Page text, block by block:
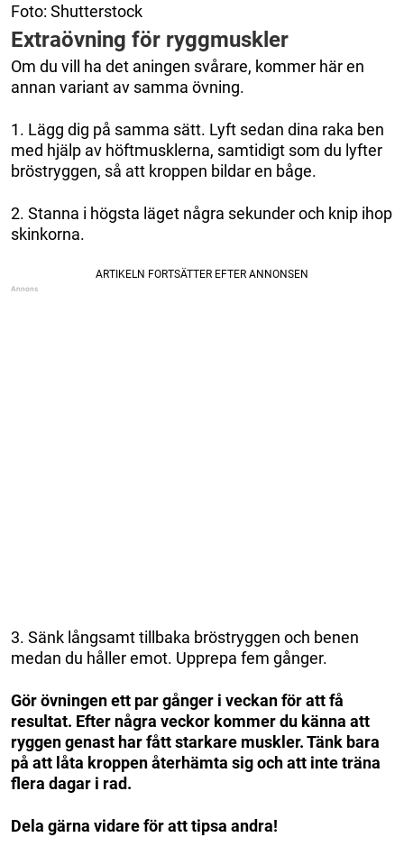
Foto: Shutterstock
Extraövning för ryggmuskler
Om du vill ha det aningen svårare, kommer här en
annan variant av samma övning.
1. Lägg dig på samma sätt. Lyft sedan dina raka ben
med hjälp av höftmusklerna, samtidigt som du lyfter
bröstryggen, så att kroppen bildar en båge.
2. Stanna i högsta läget några sekunder och knip ihop
skinkorna.
3. Sänk långsamt tillbaka bröstryggen och benen
medan du håller emot. Upprepa fem gånger.
Gör övningen ett par gånger i veckan för att få
resultat. Efter några veckor kommer du känna att
ryggen genast har fått starkare muskler. Tänk bara
på att låta kroppen återhämta sig och att inte träna
flera dagar i rad.
Dela gärna vidare för att tipsa andra!